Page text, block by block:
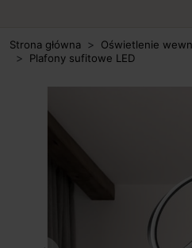
Strona główna
Oświetlenie
Plafony sufitowe LED